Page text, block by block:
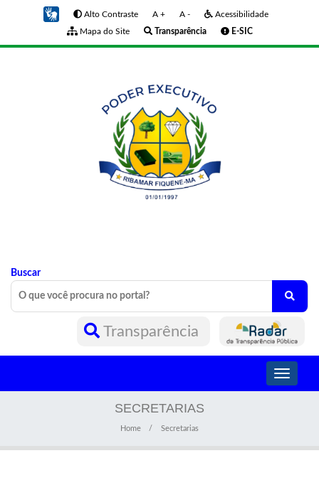
Alto Contraste A + A -
Acessibilidade
Mapa do Site
Transparência E-SIC
Buscar
Transparência
Toggle
SECRETARIAS
Home Secretarias